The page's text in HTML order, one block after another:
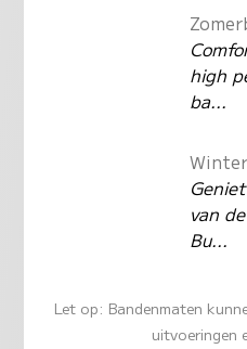
high
ba...
van
Bu...
Let op: Bandenmaten
uitvoeringen